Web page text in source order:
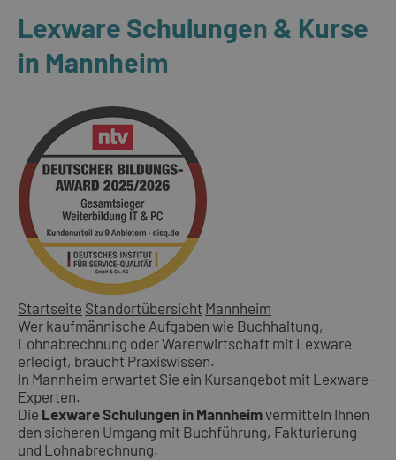
Lexware Schulungen & Kurse
in Mannheim
Startseite Standortübersicht Mannheim
Wer kaufmännische Aufgaben wie Buchhaltung,
Lohnabrechnung oder Warenwirtschaft mit Lexware
erledigt, braucht Praxiswissen.
In Mannheim erwartet Sie ein Kursangebot mit Lexware-
Experten.
Die Lexware Schulungen in Mannheimvermitteln Ihnen
den sicheren Umgang mit Buchführung, Fakturierung
und Lohnabrechnung.